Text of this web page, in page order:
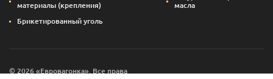
материалы (крепления)
масла
Брикетированный уголь
© 2026 «Евровагонка». Все права